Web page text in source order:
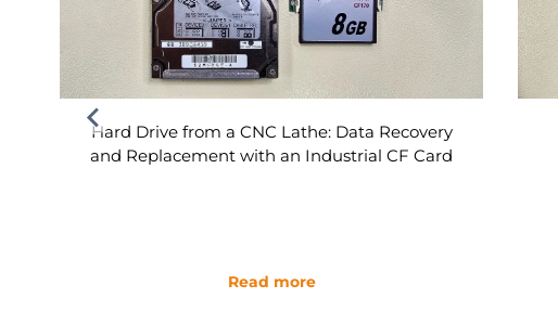
Hard Drive from a CNC Lathe: Data Recovery
and Replacement with an Industrial CF Card
Read more